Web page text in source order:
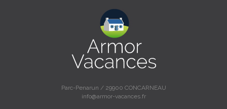
Parc-Penarun / 29900 CONCARNEAU
info@armor-vacances.fr